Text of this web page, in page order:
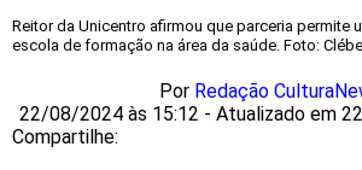
Reitor da Unicentro afirmou que parceria permite
escola de formação na área da saúde. Foto:
Por Redação
22/08/2024 às 15:12 - Atualizado em
Compartilhe: